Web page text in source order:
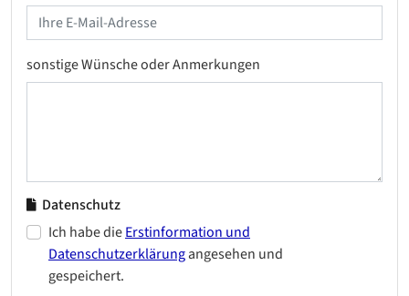
sonstige Wünsche oder Anmerkungen
Datenschutz
Ich habe dieErstinformation und
Datenschutzerklärungangesehen und
gespeichert.